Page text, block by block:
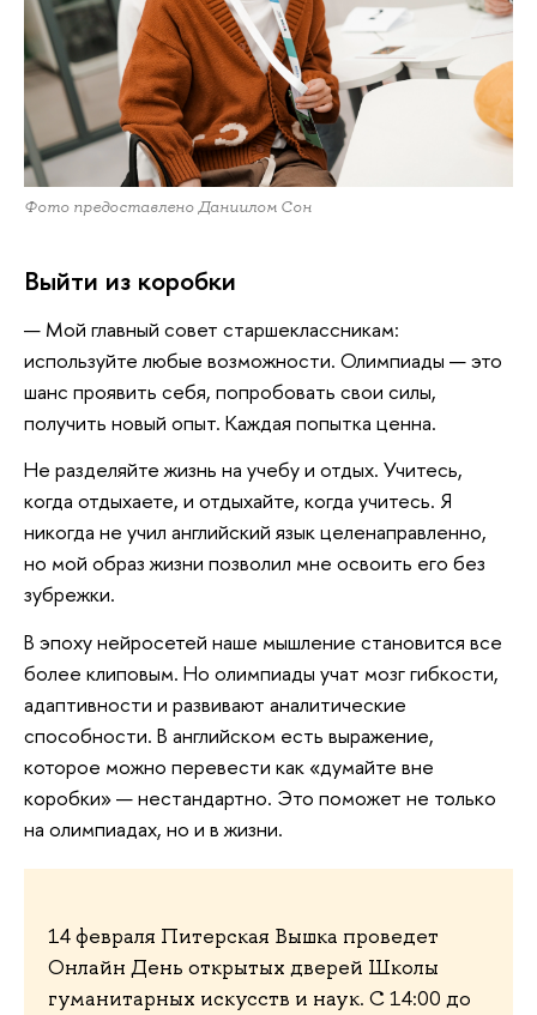
Фото предоставлено Даниилом Сон
Выйти из коробки
— Мой главный совет старшеклассникам:
используйте любые возможности. Олимпиады — это
шанс проявить себя, попробовать свои силы,
получить новый опыт. Каждая попытка ценна.
Не разделяйте жизнь на учебу и отдых. Учитесь,
когда отдыхаете, и отдыхайте, когда учитесь. Я
никогда не учил английский язык целенаправленно,
но мой образ жизни позволил мне освоить его без
зубрежки.
В эпоху нейросетей наше мышление становится все
более клиповым. Но олимпиады учат мозг гибкости,
адаптивности и развивают аналитические
способности. В английском есть выражение,
которое можно перевести как «думайте вне
коробки» — нестандартно. Это поможет не только
на олимпиадах, но и в жизни.
14 февраля Питерская Вышка проведет
Онлайн День открытых дверей Школы
гуманитарных искусств и наук. С 14:00 до